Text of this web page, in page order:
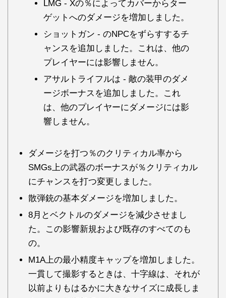
LMG - Xの％によってカバーからター
ゲットへのダメージを増加しました。
ショットガン - のNPCをずらすするチ
ャンスを追加しました。これは、他の
プレイヤーには影響しません。
アサルトライフルは - 敵の装甲のダメ
ージボーナスを追加しました。これ
は、他のプレイヤーにダメージには影
響しません。
ダメージを打つ％のクリティカル率から
SMGs上の武器のボーナスが％クリティカル
にチャンスを打つ変更しました。
散弾銃の基本ダメージを増加しました。
8月とベクトルのダメージを減少させまし
た。この影響新規および既存のすべてのも
の。
M1A上の最小精度キャップを増加しました。
一貫して撮影するときは、十字線は、それが
以前よりもはるかに大きなサイズに成長しま